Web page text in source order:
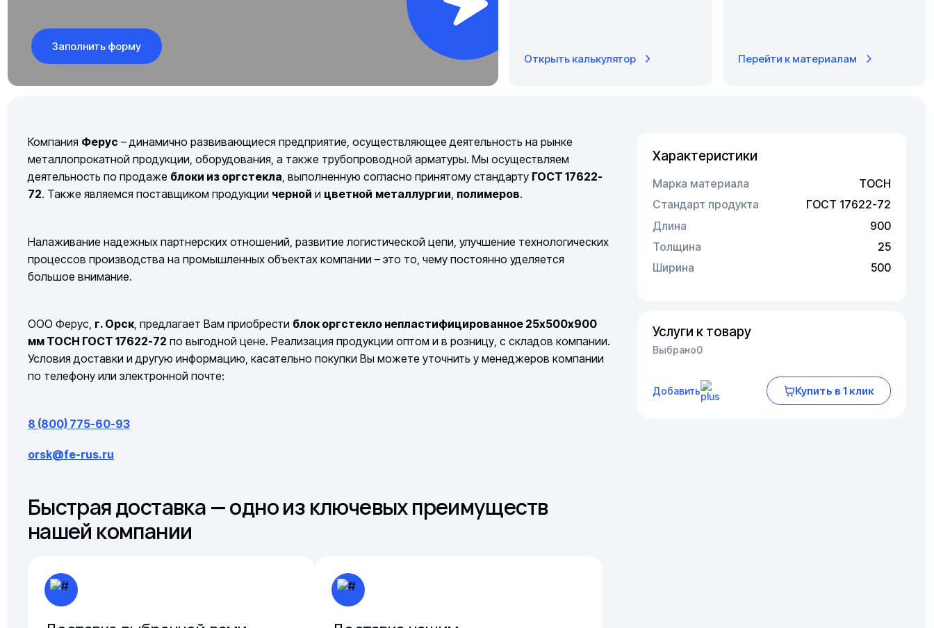
Заполнить форму
Открыть калькулятор Перейти к материалам
Компания Ферус – динамично развивающиеся предприятие, осуществляющее деятельность на рынке
металлопрокатной продукции, оборудования, а также трубопроводной арматуры. Мы осуществляем
деятельность по продаже блоки из оргстекла , выполненную согласно принятому стандарту ГОСТ 17622-
72. Также являемся поставщиком продукции черной и цветной металлургии полимеров.
Налаживание надежных партнерских отношений, развитие логистической цепи, улучшение технологических
процессов производства на промышленных объектах компании – это то, чему постоянно уделяется
большое внимание.
ООО Ферус, г. Орск, предлагает Вам приобрести блок оргстекло непластифицированное 25х500х900
мм ТОСН ГОСТ 17622-72 по выгодной цене. Реализация продукции оптом и в розницу, с складов компании.
Условия доставки и другую информацию, касательно покупки Вы можете уточнить у менеджеров компании
по телефону или электронной почте:
8 (800) 775-60-93
orsk@fe-rus.ru
Быстрая доставка — одно из ключевых преимуществ
нашей компании
Характеристики
Марка материала
ТОСН
Стандарт продукта
ГОСТ 17622-72
Длина
900
Толщина
25
Ширина
500
Услуги к товару
Выбрано0
Добавить Купить в 1 клик